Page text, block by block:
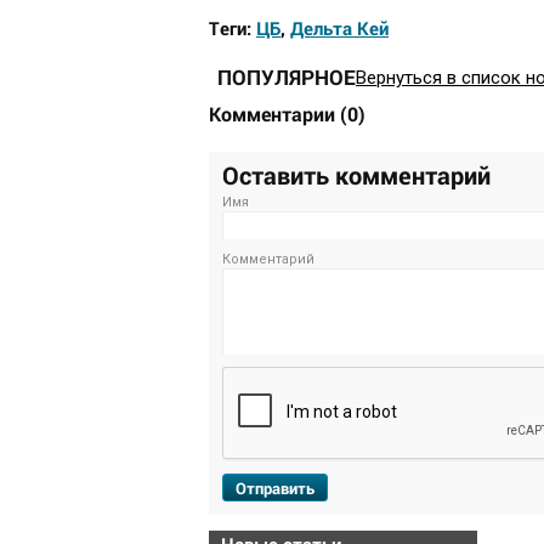
Теги: ЦБ, Дельта Кей
ПОПУЛЯРНОЕВернуться в список
Комментарии (0)
Оставить комментарий
Имя
Комментарий
Отправить